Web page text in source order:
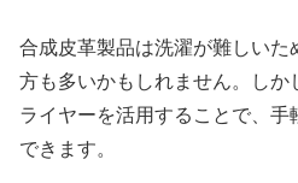
合成皮革製品は洗濯が難しいた
方も多いかもしれません。しか
ライヤーを活用することで、
できます。